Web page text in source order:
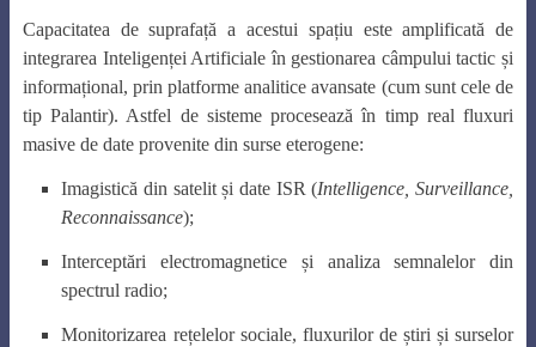
Capacitatea de suprafață a acestui spațiu este amplificată de
integrarea Inteligenței Artificiale în gestionarea câmpului tactic și
informațional, prin platforme analitice avansate (cum sunt cele de
tip Palantir). Astfel de sisteme procesează în timp real fluxuri
masive de date provenite din surse eterogene:
Imagistică din satelit și date ISR (Intelligence, Surveillance,
Reconnaissance);
Interceptări electromagnetice și analiza semnalelor din
spectrul radio;
Monitorizarea rețelelor sociale, fluxurilor de știri și surselor